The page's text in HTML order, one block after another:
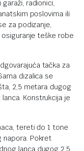
radionici,
poslovima ili
za podizanje,
teške robe
tačka za
dizalica se
2,5 metara dugog
Konstrukcija je
tereti do 1 tone
Pokret
lanca dugog 2,5